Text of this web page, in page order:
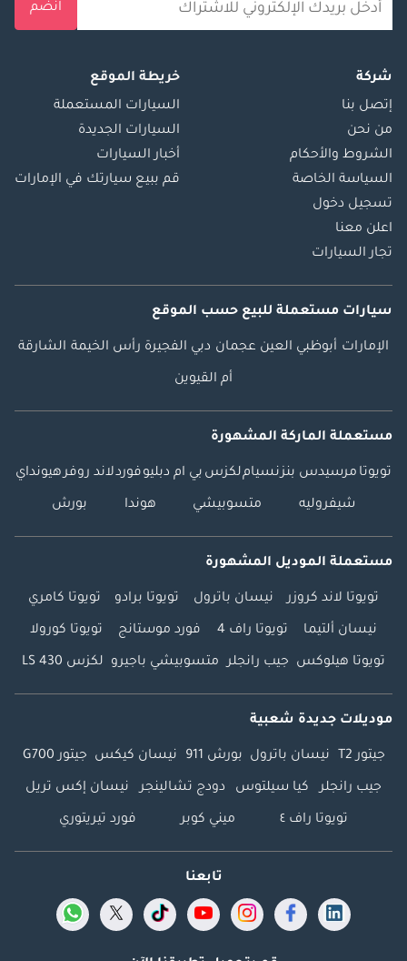
انضم
شركة
إتصل بنا
من نحن
الشروط والأحكام
السياسة الخاصة
تسجيل دخول
اعلن معنا
تجار السيارات
خريطة الموقع
السيارات المستعملة
السيارات الجديدة
أخبار السيارات
قم ببيع سيارتك في الإمارات
سيارات مستعملة للبيع حسب الموقع
الإمارات أبوظبي العين عجمان دبي الفجيرة رأس الخيمة الشارقة
أم القيوين
مستعملة الماركة المشهورة
تويوتا مرسيدس بنزنسياملكزس بي ام دبليوفوردلاند روفرهيونداي
شيفروليه متسوبيشي هوندا بورش
مستعملة الموديل المشهورة
تويوتا لاند كروزر نيسان باترول تويوتا برادو تويوتا كامري
نيسان ألتيما تويوتا راف 4 فورد موستانج تويوتا كورولا
تويوتا هيلوكس جيب رانجلر متسوبيشي باجيرو لكزس LS 430
موديلات جديدة شعبية
جيتور T2 نيسان باترول بورش 911 نيسان كيكس جيتور G700
جيب رانجلر كيا سيلتوس دودج تشالينجر نيسان إكس تريل
تويوتا راف ٤ ميني كوبر فورد تيريتوري
تابعنا